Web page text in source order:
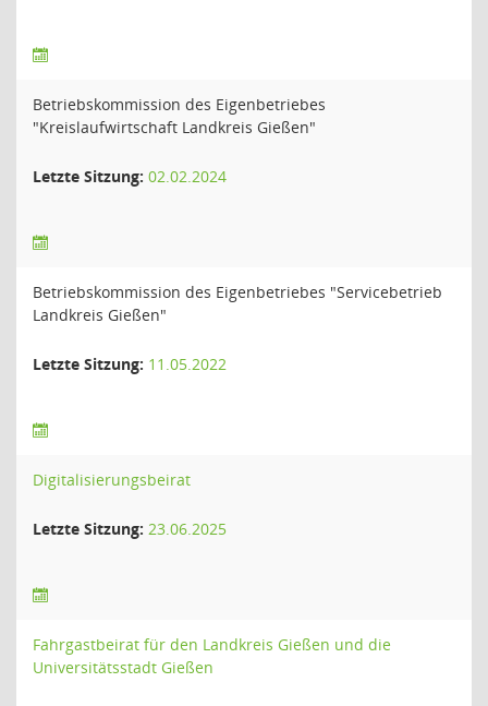
Betriebskommission des Eigenbetriebes
"Kreislaufwirtschaft Landkreis Gießen"
Letzte Sitzung: 02.02.2024
Betriebskommission des Eigenbetriebes "Servicebetrieb
Landkreis Gießen"
Letzte Sitzung: 11.05.2022
Digitalisierungsbeirat
Letzte Sitzung: 23.06.2025
Fahrgastbeirat für den Landkreis Gießen und die
Universitätsstadt Gießen